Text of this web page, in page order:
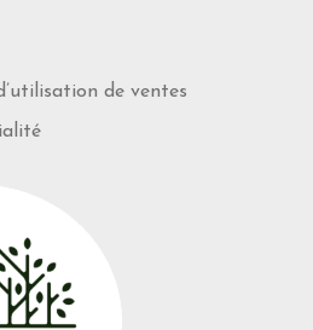
de ventes